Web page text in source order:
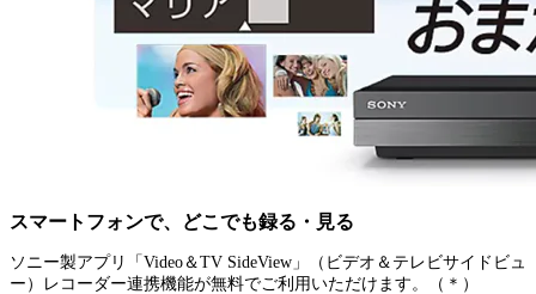
スマートフォンで、どこでも録る・見る
ソニー製アプリ「Video＆TV SideView」（ビデオ＆テレビサイドビュ
ー）レコーダー連携機能が無料でご利用いただけます。（＊）